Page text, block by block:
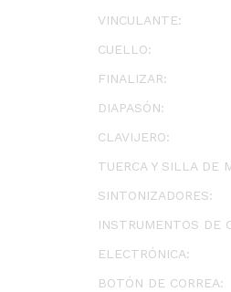
VINCULANTE:
CUELLO:
FINALIZAR:
DIAPASÓN:
CLAVIJERO:
TUERCA Y SILLA DE
SINTONIZADORES:
INSTRUMENTOS DE
ELECTRÓNICA:
BOTÓN DE CORREA: